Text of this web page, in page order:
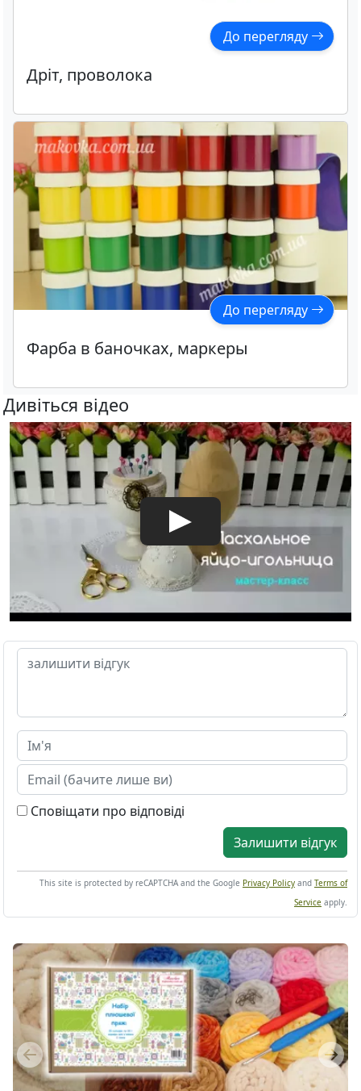
До перегляду
Дріт, проволока
До перегляду
Фарба в баночках, маркеры
Дивіться відео
Сповіщати про відповіді
Залишити відгук
This site is protected by reCAPTCHA and the Google Privacy Policy and Terms of
Service apply.
Previous Next